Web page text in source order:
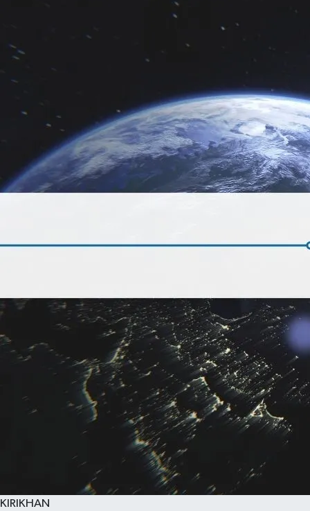
KIRIKHAN